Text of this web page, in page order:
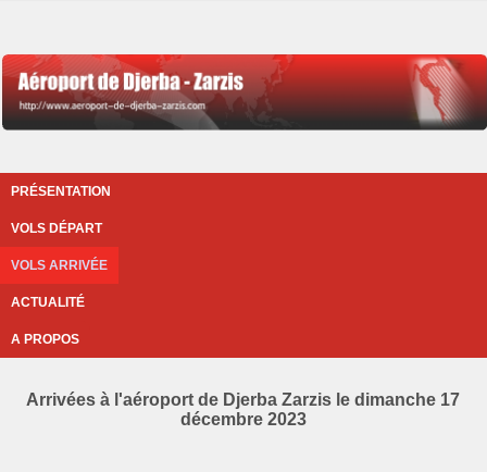
PRÉSENTATION
VOLS DÉPART
VOLS ARRIVÉE
ACTUALITÉ
A PROPOS
Arrivées à l'aéroport de Djerba Zarzis le dimanche 17
décembre 2023